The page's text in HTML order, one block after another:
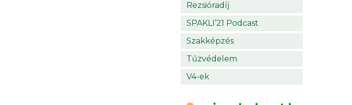
Rezsióradíj
SPAKLI’21 Podcast
Szakképzés
Tűzvédelem
V4-ek